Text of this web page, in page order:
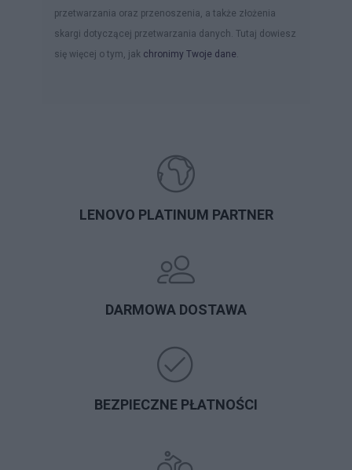
przetwarzania oraz przenoszenia, a także złożenia
skargi dotyczącej przetwarzania danych. Tutaj dowiesz
się więcej o tym, jak chronimy Twoje dane.
LENOVO PLATINUM PARTNER
DARMOWA DOSTAWA
BEZPIECZNE PŁATNOŚCI